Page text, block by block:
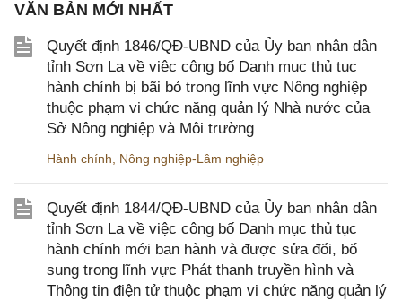
VĂN BẢN MỚI NHẤT
Quyết định 1846/QĐ-UBND của Ủy ban nhân dân
tỉnh Sơn La về việc công bố Danh mục thủ tục
hành chính bị bãi bỏ trong lĩnh vực Nông nghiệp
thuộc phạm vi chức năng quản lý Nhà nước của
Sở Nông nghiệp và Môi trường
Hành chính Nông nghiệp-Lâm nghiệp
Quyết định 1844/QĐ-UBND của Ủy ban nhân dân
tỉnh Sơn La về việc công bố Danh mục thủ tục
hành chính mới ban hành và được sửa đổi, bổ
sung trong lĩnh vực Phát thanh truyền hình và
Thông tin điện tử thuộc phạm vi chức năng quản lý